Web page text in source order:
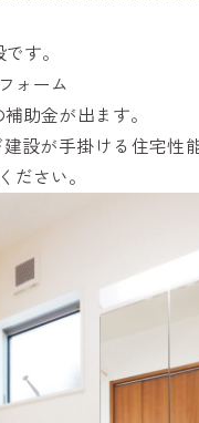
す。
ォーム
助金が出ます。
設が手掛ける住宅性
さい。